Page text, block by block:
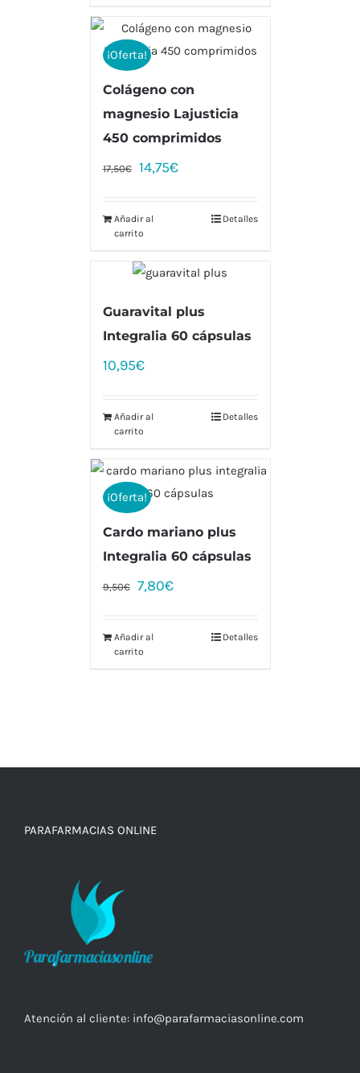
¡Oferta!
Colágeno con
magnesio Lajusticia
450 comprimidos
17,50€ 14,75€
Añadir al
carrito
Detalles
Guaravital plus
Integralia 60 cápsulas
10,95€
Añadir al
carrito
Detalles
¡Oferta!
Cardo mariano plus
Integralia 60 cápsulas
9,50€ 7,80€
Añadir al
carrito
Detalles
PARAFARMACIAS ONLINE
Atención al cliente: info@parafarmaciasonline.com